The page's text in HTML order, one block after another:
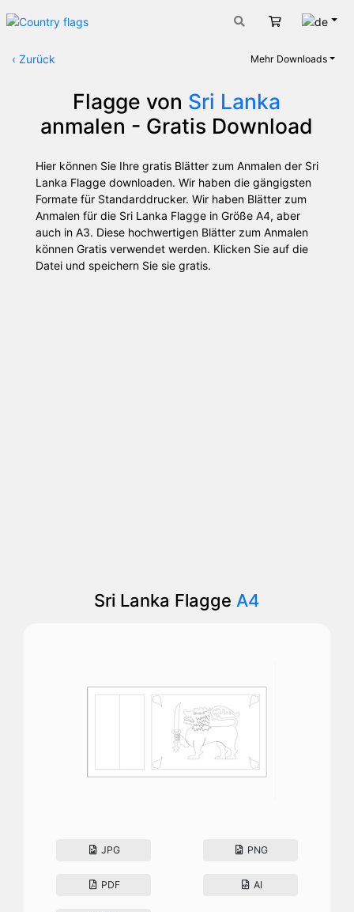
Warenkorb
‹ Zurück Mehr Downloads
Flagge von Sri Lanka
anmalen - Gratis Download
Hier können Sie Ihre gratis Blätter zum Anmalen der Sri
Lanka Flagge downloaden. Wir haben die gängigsten
Formate für Standarddrucker. Wir haben Blätter zum
Anmalen für die Sri Lanka Flagge in Größe A4, aber
auch in A3. Diese hochwertigen Blätter zum Anmalen
können Gratis verwendet werden. Klicken Sie auf die
Datei und speichern Sie sie gratis.
Sri Lanka Flagge A4
JPG PNG
PDF AI